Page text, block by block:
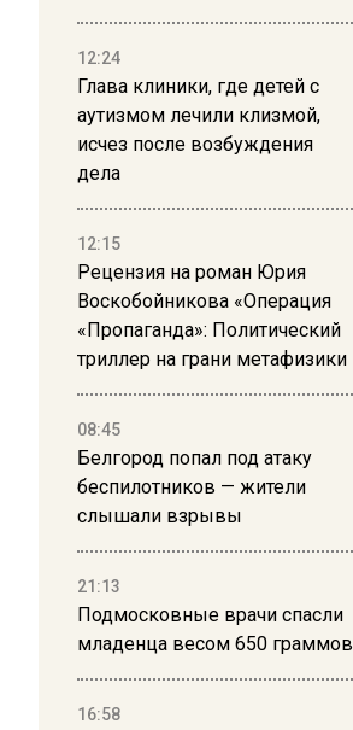
12:24
Глава клиники, где детей с
аутизмом лечили клизмой,
исчез после возбуждения
дела
12:15
Рецензия на роман Юрия
Воскобойникова «Операция
«Пропаганда»: Политический
триллер на грани метафизики
08:45
Белгород попал под атаку
беспилотников — жители
слышали взрывы
21:13
Подмосковные врачи спасли
младенца весом 650 граммов
16:58